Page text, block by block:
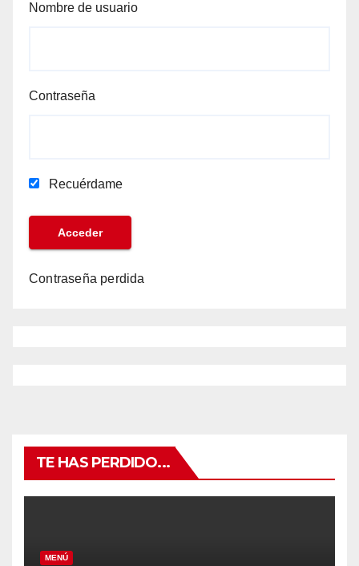
Nombre de usuario
Contraseña
Recuérdame
Contraseña perdida
TE HAS PERDIDO...
MENÚ